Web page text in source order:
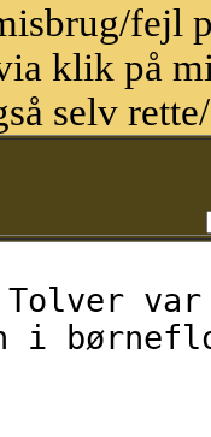
fejl
klik på
selv